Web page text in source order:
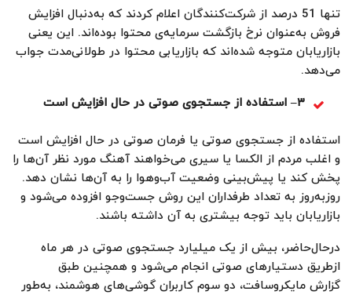
تنها 51 درصد از شرکت‌کنندگان اعلام کردند که به‌دنبال افزایش
فروش به‌عنوان نرخ بازگشت سرمایه‌ی محتوا بوده‌اند. این یعنی
بازاریابان متوجه شده‌اند که بازاریابی محتوا در طولانی‌مدت جواب
می‌دهد.
۳–استفاده از جستجوی صوتی در حال افزایش است
استفاده از جستجوی صوتی یا فرمان صوتی در حال افزایش است
و اغلب مردم از الکسا یا سیری می‌خواهند آهنگ مورد نظر آن‌ها را
پخش کند یا پیش‌بینی وضعیت آب‌وهوا را به آن‌ها نشان دهد.
روزبه‌روز به تعداد طرفداران این روش جست‌وجو افزوده می‌شود و
بازاریابان باید توجه بیشتری به آن داشته باشند.
درحال‌حاضر، بیش از یک میلیارد جستجوی صوتی در هر ماه
ازطریق دستیارهای صوتی انجام می‌شود و همچنین طبق
گزارش مایکروسافت، دو سوم کاربران گوشی‌های هوشمند، به‌طور